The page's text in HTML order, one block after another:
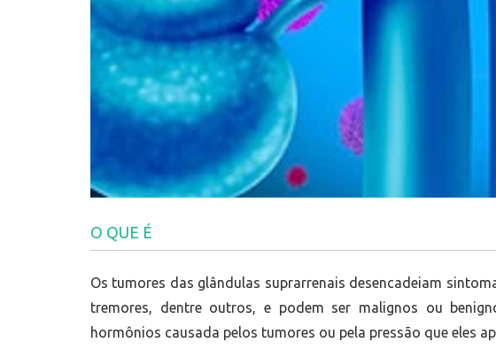
O QUE É
Os tumores das glândulas suprarrenais desencadeiam
tremores, dentre outros, e podem ser malignos ou
hormônios causada pelos tumores ou pela pressão que eles